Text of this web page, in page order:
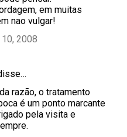
em muitas
nao vulgar!
2008
razão, o tratamento
é um ponto marcante
pela visita e